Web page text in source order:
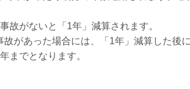
故がないと「1年」減算されます。
があった場合には、「1年」減算した後
までとなります。